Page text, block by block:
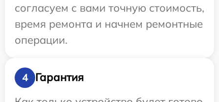
согласуем с вами точную стоимость,
время ремонта и начнем ремонтные
операции.
4
Гарантия